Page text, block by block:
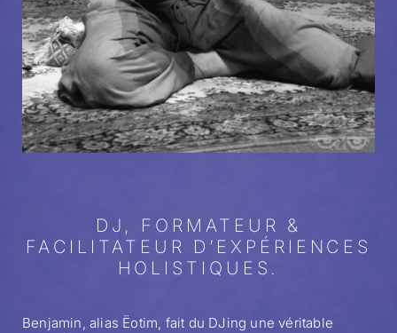
DJ, FORMATEUR &
FACILITATEUR D’EXPÉRIENCES
HOLISTIQUES.
Benjamin, alias Ëotim, fait du DJing une véritable